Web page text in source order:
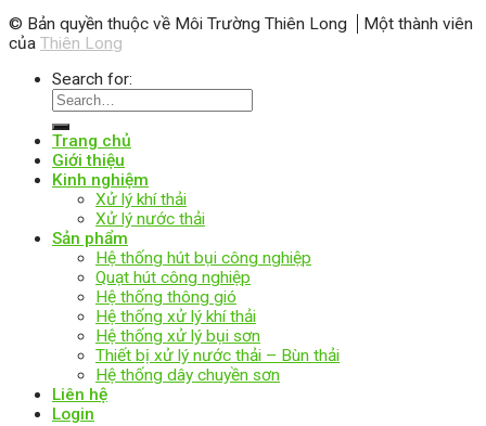
© Bản quyền thuộc về Môi Trường Thiên Long
Một thành viên
của Thiên Long
Search for:
Trang chủ
Giới thiệu
Kinh nghiệm
Xử lý khí thải
Xử lý nước thải
Sản phẩm
Hệ thống hút bụi công nghiệp
Quạt hút công nghiệp
Hệ thống thông gió
Hệ thống xử lý khí thải
Hệ thống xử lý bụi sơn
Thiết bị xử lý nước thải – Bùn thải
Hệ thống dây chuyền sơn
Liên hệ
Login